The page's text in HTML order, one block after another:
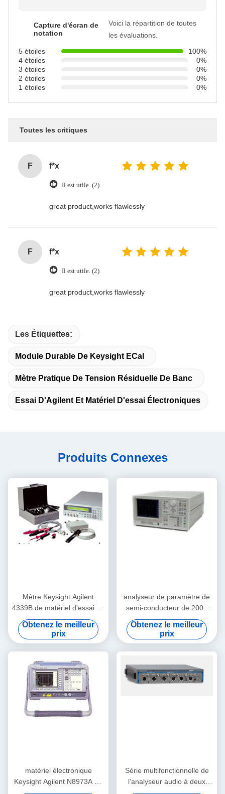
Capture d'écran de
notation
Voici la répartition de toutes
les évaluations.
5 étoiles
100%
4 étoiles
0%
3 étoiles
0%
2 étoiles
0%
1 étoiles
0%
Toutes les critiques
F f*x
Il est utile. (2)
great product,works flawlessly
F f*x
Il est utile. (2)
great product,works flawlessly
Les Étiquettes:
Module Durable De Keysight ECal
Mètre Pratique De Tension Résiduelle De Banc
Essai D'Agilent Et Matériel D'essai Électroniques
Produits Connexes
Mètre Keysight Agilent
4339B de matériel d'essai de
C.C 10MS Electronic Test
And
Obtenez le meilleur
prix
analyseur de paramètre de
semi-conducteur de 200V
1A, Keysight pratique Agilent
4155C
Obtenez le meilleur
prix
matériel électronique
Keysight Agilent N8973A de
l'essai 10MHz-3GHz et de
Série multifonctionnelle de
l'analyseur audio à deux
voies APx515B de précision